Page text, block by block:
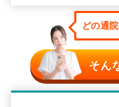
どの通
そん